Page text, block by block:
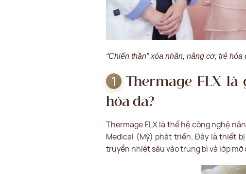
“Chiến thần” xóa nhăn, nâng cơ, trẻ
Thermage FLX
hóa da?
Thermage FLX là thế hệ công nghệ
Medical (Mỹ) phát triển. Đây là thiết
truyền nhiệt sâu vào trung bì và lớp